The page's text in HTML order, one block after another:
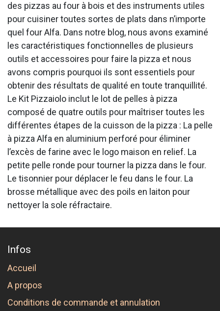
des pizzas au four à bois et des instruments utiles
pour cuisiner toutes sortes de plats dans n’importe
quel four Alfa. Dans notre blog, nous avons examiné
les caractéristiques fonctionnelles de plusieurs
outils et accessoires pour faire la pizza et nous
avons compris pourquoi ils sont essentiels pour
obtenir des résultats de qualité en toute tranquillité.
Le Kit Pizzaiolo inclut le lot de pelles à pizza
composé de quatre outils pour maîtriser toutes les
différentes étapes de la cuisson de la pizza : La pelle
à pizza Alfa en aluminium perforé pour éliminer
l’excès de farine avec le logo maison en relief. La
petite pelle ronde pour tourner la pizza dans le four.
Le tisonnier pour déplacer le feu dans le four. La
brosse métallique avec des poils en laiton pour
nettoyer la sole réfractaire.
Infos
Accueil
A propos
Conditions de commande et annulation